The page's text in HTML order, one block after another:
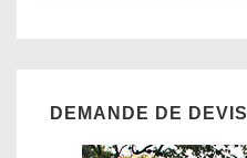
DEMANDE DE DEVIS